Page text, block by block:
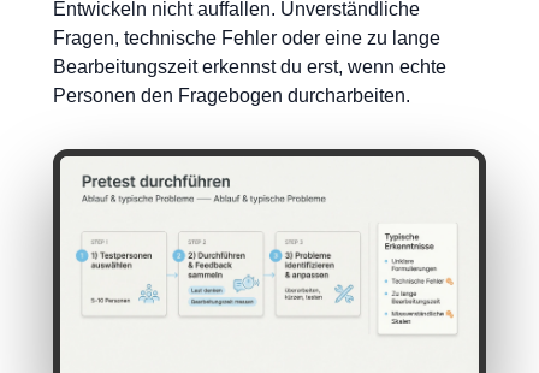
Entwickeln nicht auffallen. Unverständliche
Fragen, technische Fehler oder eine zu lange
Bearbeitungszeit erkennst du erst, wenn echte
Personen den Fragebogen durcharbeiten.